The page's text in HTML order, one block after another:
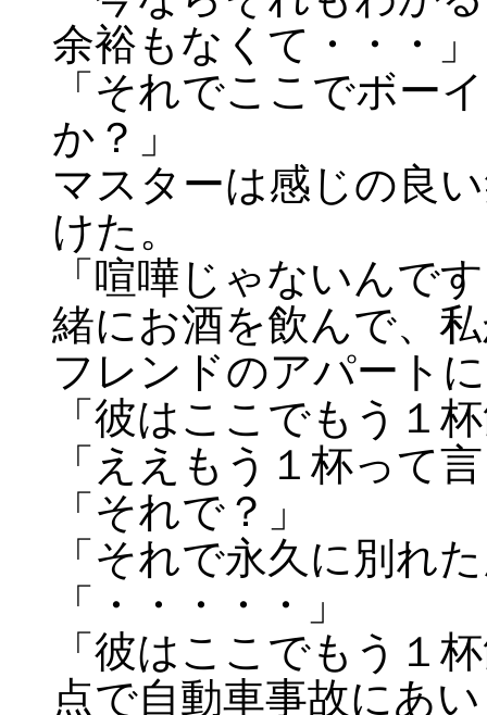
余裕もなくて・・・」
「それでここでボー
か？」
マスターは感じの良
けた。
「喧嘩じゃないんで
緒にお酒を飲んで、
フレンドのアパート
「彼はここでもう１
「ええもう１杯って
「それで？」
「それで永久に別れ
「・・・・・」
「彼はここでもう１
点で自動車事故にあ